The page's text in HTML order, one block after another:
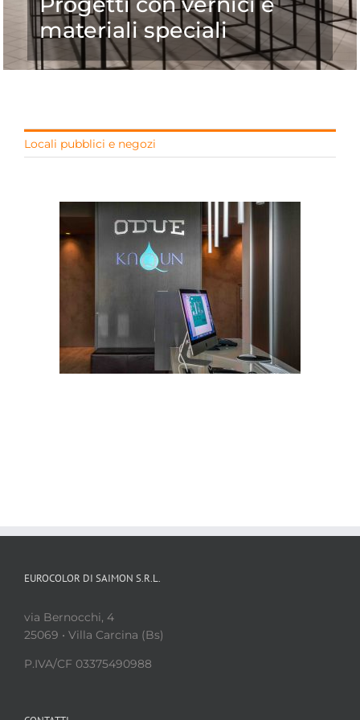
materiali speciali
Locali pubblici e negozi
EUROCOLOR DI SAIMON S.R.L.
via Bernocchi, 4
25069 • Villa Carcina (Bs)
P.IVA/CF 03375490988